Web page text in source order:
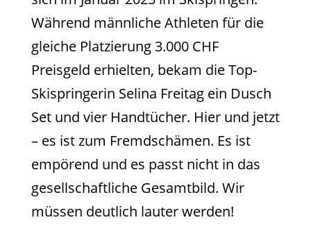
Während männliche Athleten für die
gleiche Platzierung 3.000 CHF
Preisgeld erhielten, bekam die Top-
Skispringerin Selina Freitag ein Dusch
Set und vier Handtücher. Hier und jetzt
– es ist zum Fremdschämen. Es ist
empörend und es passt nicht in das
gesellschaftliche Gesamtbild. Wir
müssen deutlich lauter werden!